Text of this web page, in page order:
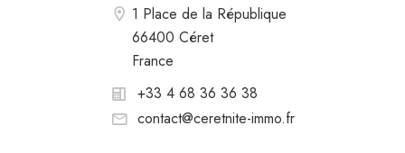
1 Place de la République
66400 Céret
France
+33 4 68 36 36 38
contact@ceretnite-immo.fr